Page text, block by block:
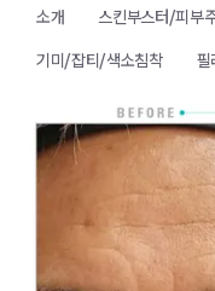
소개
스킨부스터/피부
기미/잡티/색소침착
필